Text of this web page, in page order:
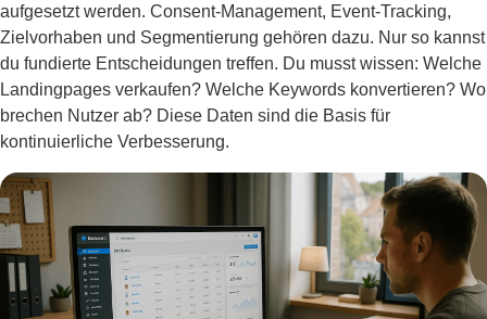
aufgesetzt werden. Consent-Management, Event-Tracking,
Zielvorhaben und Segmentierung gehören dazu. Nur so kannst
du fundierte Entscheidungen treffen. Du musst wissen: Welche
Landingpages verkaufen? Welche Keywords konvertieren? Wo
brechen Nutzer ab? Diese Daten sind die Basis für
kontinuierliche Verbesserung.